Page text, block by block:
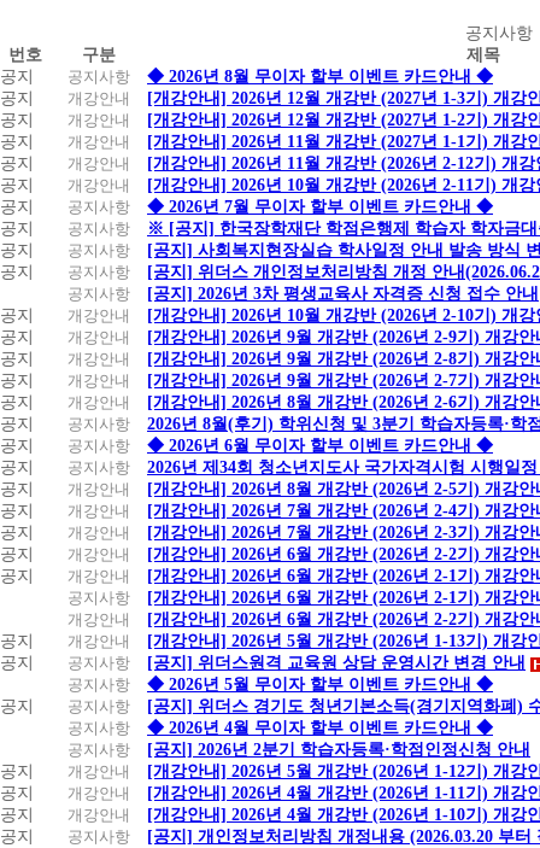
지
사
항
공지사항
번호
구분
제목
공지
공지사항
◆ 2026년 8월 무이자 할부 이벤트 카드안내 ◆
공지
개강안내
[개강안내] 2026년 12월 개강반 (2027년 1-3기) 개강
공지
개강안내
[개강안내] 2026년 12월 개강반 (2027년 1-2기) 개강
공지
개강안내
[개강안내] 2026년 11월 개강반 (2027년 1-1기) 개강
공지
개강안내
[개강안내] 2026년 11월 개강반 (2026년 2-12기) 개강
공지
개강안내
[개강안내] 2026년 10월 개강반 (2026년 2-11기) 개강
공지
공지사항
◆ 2026년 7월 무이자 할부 이벤트 카드안내 ◆
공지
공지사항
※ [공지] 한국장학재단 학점은행제 학습자 학자금
공지
공지사항
[공지] 사회복지현장실습 학사일정 안내 발송 방식
공지
공지사항
[공지] 위더스 개인정보처리방침 개정 안내
공지사항
[공지] 2026년 3차 평생교육사 자격증 신청 접수 안내
공지
개강안내
[개강안내] 2026년 10월 개강반 (2026년 2-10기) 개강
공지
개강안내
[개강안내] 2026년 9월 개강반 (2026년 2-9기) 개강안
공지
개강안내
[개강안내] 2026년 9월 개강반 (2026년 2-8기) 개강안
공지
개강안내
[개강안내] 2026년 9월 개강반 (2026년 2-7기) 개강안
공지
개강안내
[개강안내] 2026년 8월 개강반 (2026년 2-6기) 개강안
공지
공지사항
2026년 8월(후기) 학위신청 및 3분기 학습자등록·학
공지
공지사항
◆ 2026년 6월 무이자 할부 이벤트 카드안내 ◆
공지
공지사항
2026년 제34회 청소년지도사 국가자격시험 시행일
공지
개강안내
[개강안내] 2026년 8월 개강반 (2026년 2-5기) 개강안
공지
개강안내
[개강안내] 2026년 7월 개강반 (2026년 2-4기) 개강안
공지
개강안내
[개강안내] 2026년 7월 개강반 (2026년 2-3기) 개강안
공지
개강안내
[개강안내] 2026년 6월 개강반 (2026년 2-2기) 개강안
공지
개강안내
[개강안내] 2026년 6월 개강반 (2026년 2-1기) 개강안
공지사항
[개강안내] 2026년 6월 개강반 (2026년 2-1기) 개강안
개강안내
[개강안내] 2026년 6월 개강반 (2026년 2-2기) 개강안
공지
개강안내
[개강안내] 2026년 5월 개강반 (2026년 1-13기) 개강
공지
공지사항
[공지] 위더스원격 교육원 상담 운영시간 변경 안내
공지사항
◆ 2026년 5월 무이자 할부 이벤트 카드안내 ◆
공지
공지사항
[공지] 위더스 경기도 청년기본소득(경기지역화폐)
공지사항
◆ 2026년 4월 무이자 할부 이벤트 카드안내 ◆
공지사항
[공지] 2026년 2분기 학습자등록·학점인정신청 안내
공지
개강안내
[개강안내] 2026년 5월 개강반 (2026년 1-12기) 개강
공지
개강안내
[개강안내] 2026년 4월 개강반 (2026년 1-11기) 개강
공지
개강안내
[개강안내] 2026년 4월 개강반 (2026년 1-10기) 개강
공지
공지사항
[공지] 개인정보처리방침 개정내용 (2026.03.20 부터